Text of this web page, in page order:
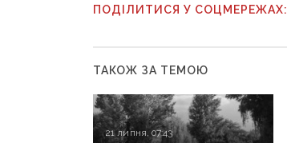
ПОДІЛИТИСЯ У СОЦМЕРЕЖАХ:
ТАКОЖ ЗА ТЕМОЮ
21 липня, 07:43